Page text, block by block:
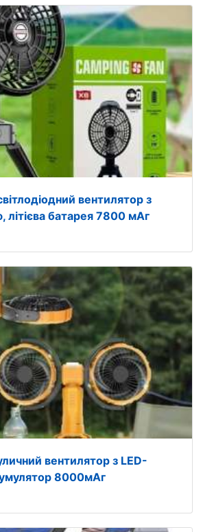
вентилятор з
літієва батарея 7800 мАг
вентилятор з LED-
8000мАг